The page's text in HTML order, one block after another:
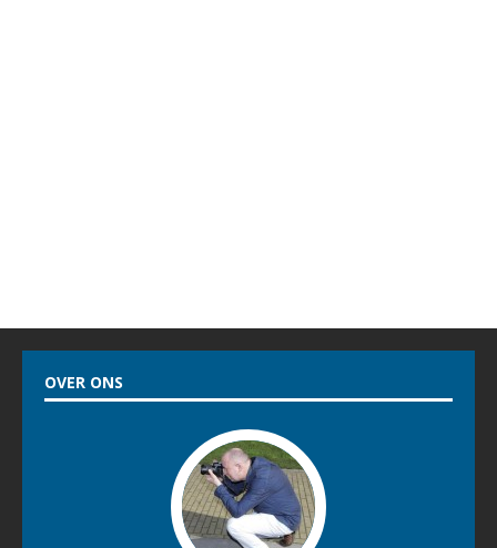
OVER ONS